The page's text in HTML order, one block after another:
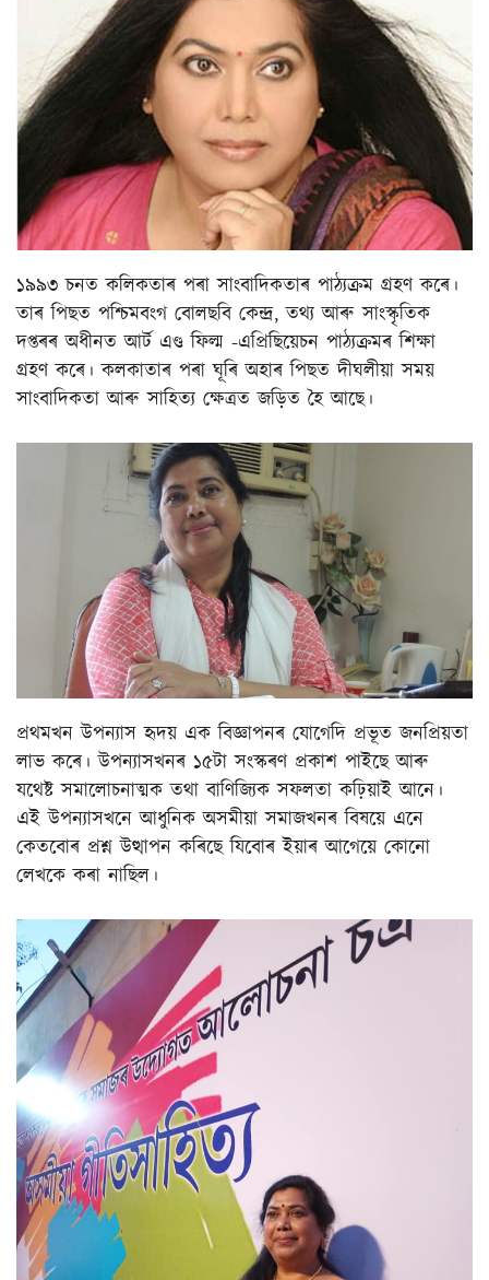
১৯৯৩ চনত কলিকতাৰ পৰা সাংবাদিকতাৰ পাঠ্যক্ৰম গ্ৰহণ কৰে।
তাৰ পিছত পশ্চিমবংগ বোলছবি কেন্দ্ৰ, তথ্য আৰু সাংস্কৃতিক
দপ্তৰৰ অধীনত আৰ্ট এণ্ড ফিল্ম -এপ্ৰিছিয়েচন পাঠ্যক্ৰমৰ শিক্ষা
গ্ৰহণ কৰে। কলকাতাৰ পৰা ঘূৰি অহাৰ পিছত দীঘলীয়া সময়
সাংবাদিকতা আৰু সাহিত্য ক্ষেত্ৰত জড়িত হৈ আছে।
প্ৰথমখন উপন্যাস হৃদয় এক বিজ্ঞাপনৰ যোগেদি প্ৰভূত জনপ্ৰিয়তা
লাভ কৰে। উপন্যাসখনৰ ১৫টা সংস্কৰণ প্ৰকাশ পাইছে আৰু
যথেষ্ট সমালোচনাত্মক তথা বাণিজ্যিক সফলতা কঢ়িয়াই আনে।
এই উপন্যাসখনে আধুনিক অসমীয়া সমাজখনৰ বিষয়ে এনে
কেতবোৰ প্ৰশ্ন উত্থাপন কৰিছে যিবোৰ ইয়াৰ আগেয়ে কোনো
লেখকে কৰা নাছিল।